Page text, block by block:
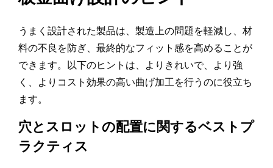
うまく設計された製品は、製造上の問題を軽減し、材
料の不良を防ぎ、最終的なフィット感を高めることが
できます。以下のヒントは、よりきれいで、より強
く、よりコスト効果の高い曲げ加工を行うのに役立ち
ます。
穴とスロットの配置に関するベストプ
ラクティス